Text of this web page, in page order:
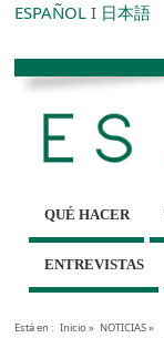
ESPAÑOL I 日本語
QUÉ HACER
ENTREVISTAS
Está en : Inicio» NOTICIAS»